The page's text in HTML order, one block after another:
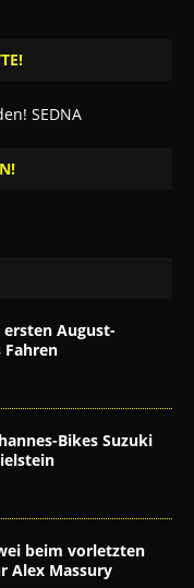
August-
Fahren
Bikes Suzuki
beim vorletzten
Alex Massury